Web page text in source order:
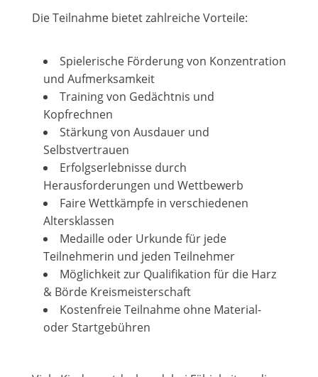
Die Teilnahme bietet zahlreiche Vorteile:
Spielerische Förderung von Konzentration
und Aufmerksamkeit
Training von Gedächtnis und
Kopfrechnen
Stärkung von Ausdauer und
Selbstvertrauen
Erfolgserlebnisse durch
Herausforderungen und Wettbewerb
Faire Wettkämpfe in verschiedenen
Altersklassen
Medaille oder Urkunde für jede
Teilnehmerin und jeden Teilnehmer
Möglichkeit zur Qualifikation für die Harz
& Börde Kreismeisterschaft
Kostenfreie Teilnahme ohne Material-
oder Startgebühren